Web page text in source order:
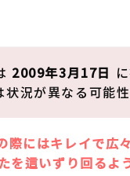
2009年3月17日
状況が異なる可能性
際にはキレイで広
を這いずり回るよ